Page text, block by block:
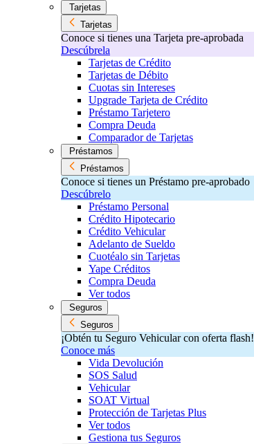
Tarjetas
Tarjetas
Conoce si tienes una Tarjeta pre-aprobada
Descúbrela
Tarjetas de Crédito
Tarjetas de Débito
Cuotas sin Intereses
Upgrade Tarjeta de Crédito
Préstamo Tarjetero
Compra Deuda
Comparador de Tarjetas
Préstamos
Préstamos
Conoce si tienes un Préstamo pre-aprobado
Descúbrelo
Préstamo Personal
Crédito Hipotecario
Crédito Vehicular
Adelanto de Sueldo
Cuotéalo sin Tarjetas
Yape Créditos
Compra Deuda
Ver todos
Seguros
Seguros
¡Obtén tu Seguro Vehicular con oferta flash!
Conoce más
Vida Devolución
SOS Salud
Vehicular
SOAT Virtual
Protección de Tarjetas Plus
Ver todos
Gestiona tus Seguros